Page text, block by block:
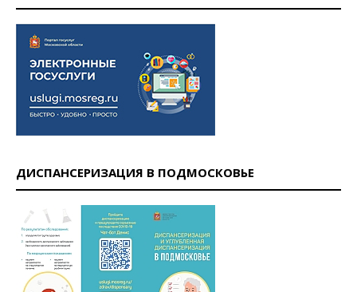
ДИСПАНСЕРИЗАЦИЯ В ПОДМОСКОВЬЕ